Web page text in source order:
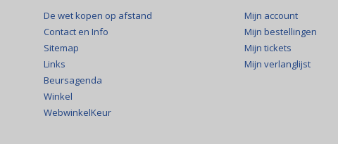
De wet kopen op afstand
Contact en Info
Sitemap
Links
Beursagenda
Winkel
WebwinkelKeur
Mijn account
Mijn bestellingen
Mijn tickets
Mijn verlanglijst